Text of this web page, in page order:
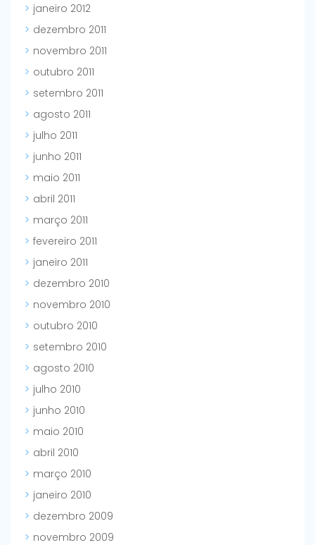
janeiro 2012
dezembro 2011
novembro 2011
outubro 2011
setembro 2011
agosto 2011
julho 2011
junho 2011
maio 2011
abril 2011
março 2011
fevereiro 2011
janeiro 2011
dezembro 2010
novembro 2010
outubro 2010
setembro 2010
agosto 2010
julho 2010
junho 2010
maio 2010
abril 2010
março 2010
janeiro 2010
dezembro 2009
novembro 2009